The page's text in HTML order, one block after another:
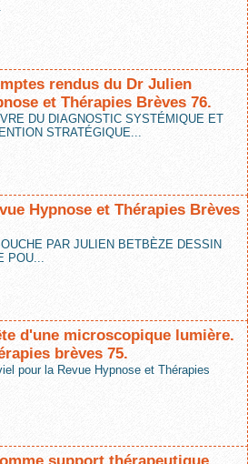
rendus du Dr Julien
et Thérapies Brèves 76.
DU DIAGNOSTIC SYSTÉMIQUE ET
STRATÉGIQUE...
Hypnose et Thérapies Brèves
PAR JULIEN BETBÈZE DESSIN
POU...
d'une microscopique lumière.
brèves 75.
pour la Revue Hypnose et Thérapies